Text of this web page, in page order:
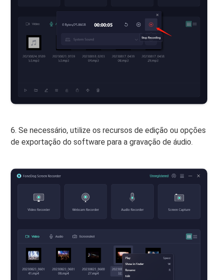
6. Se necessário, utilize os recursos de edição ou opções
de exportação do software para a gravação de áudio.